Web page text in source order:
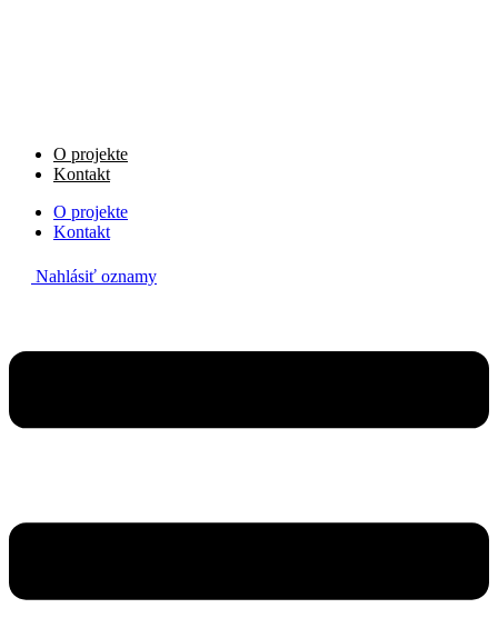
O projekte
Kontakt
O projekte
Kontakt
Nahlásiť oznamy